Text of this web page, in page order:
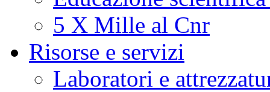
5 X Mille al Cnr
Risorse e servizi
Laboratori e